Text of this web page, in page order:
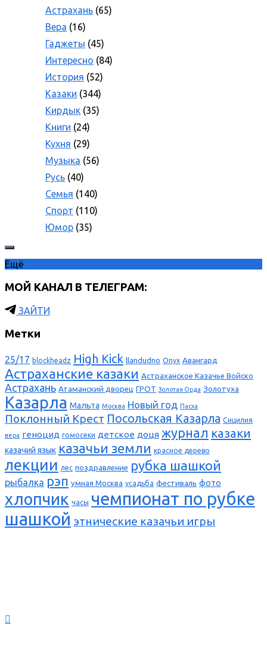
Астрахань (65)
Вера (16)
Гаджеты (45)
Интересно (84)
История (52)
Казаки (344)
Кирдык (35)
Книги (24)
Кухня (29)
Музыка (56)
Русь (40)
Семья (140)
Спорт (110)
Юмор (35)
Ещё
МОЙ КАНАЛ В ТЕЛЕГРАМ:
ЗАЙТИ
Метки
25/17 blockheadz High Kick llandudno Onyx Авангард
Астраханские казаки Астраханское Казачье Войско
Астрахань Атаманский дворец ГРОТ Золотая Орда Золотуха
Казарла Мальта Москва Новый год Пасха
Поклонный Крест Посольская Казарла Сицилия
вера геноцид гомосеки детское доця журнал казаки
казачий язык казачьи земли красное дерево
лекции лес поздравление рубка шашкой
рыбалка рэп умная Москва усадьба фестиваль фото
хлопчик часы чемпионат по рубке
шашкой этнические казачьи игры